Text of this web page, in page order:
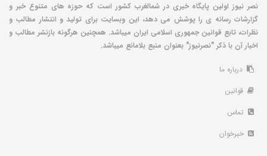
نصر نیوز اولین پایگاه خبری در شمالغرب کشور است که حوزه های متنوع خبر و
گزارشات رسانه ی را پوشش می دهد، این وبسایت برای تولید و انتشار مطالب و
نظرات، تابع قوانین جمهوری اسلامی ایران میباشد. همچنین هرگونه بازنشر مطالب و
اخبار آن با ذکر "نصرنیوز" بعنوان منبع بلامانع میباشد.
درباره ما
قوانین
تماس
خبرخوان